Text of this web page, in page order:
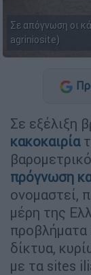
Σε απόγνωση οι
agriniosite)
Σε εξέλιξη
κακοκαιρία
πρόγνωση
ονομαστεί,
μέρη της
προβλήματα
δίκτυα,
με τα sites